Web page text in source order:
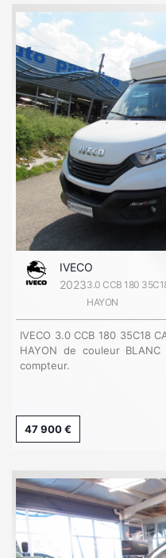
IVECO
20233.0 CCB 180
HAYON
IVECO 3.0 CCB 180 35C18
HAYON de couleur
compteur.
47 900 €